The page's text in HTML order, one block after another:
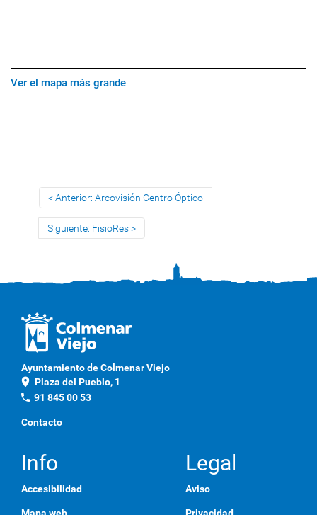
Ver el mapa más grande
Anterior: Arcovisión Centro Óptico
Siguiente: FisioRes
Ayuntamiento de Colmenar Viejo
location_on Plaza del Pueblo, 1
phone 91 845 00 53
Contacto
Info
Accesibilidad
Mapa web
Legal
Aviso
Privacidad